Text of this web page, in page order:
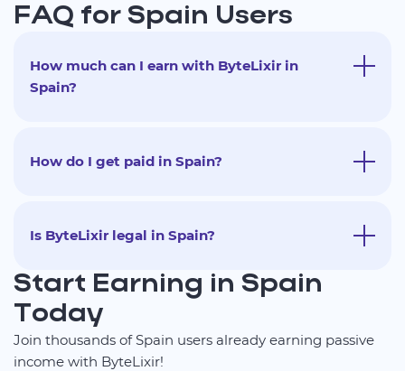
FAQ for Spain Users
How much can I earn with ByteLixir in
Spain?
How do I get paid in Spain?
Is ByteLixir legal in Spain?
Start Earning in Spain
Today
Join thousands of Spain users already earning passive
income with ByteLixir!